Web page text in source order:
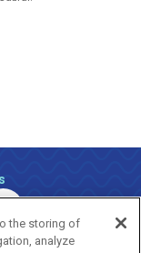
the storing of
analyze